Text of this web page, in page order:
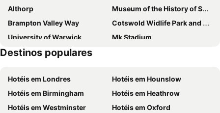
Althorp
Museum of the History of Science
Brampton Valley Way
Cotswold Widlife Park and Gardens
University of Warwick
Mk Stadium
Oxfordshire Science Festival
National Bowl
78 Derngate
Bodleian Library
University College
Christ Church College
Rugby Art Gallery and Museum
Destinos populares
Hotéis em Londres
Hotéis em Hounslow
Hotéis em Birmingham
Hotéis em Heathrow
Hotéis em Westminster
Hotéis em Oxford